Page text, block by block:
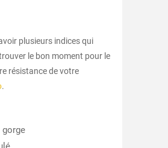
plusieurs indices qui
le bon moment pour le
résistance de votre
.